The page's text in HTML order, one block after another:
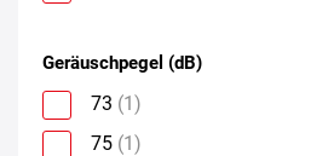
Geräuschpegel (dB)
73 (1)
75 (1)